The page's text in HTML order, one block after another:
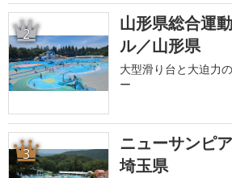
2
山形県総合運
ル／山形県
大型滑り台と大迫力
ー
3
ニューサンピ
埼玉県